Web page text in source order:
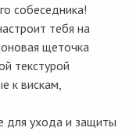
собеседника!
тебя на
щеточка
текстурой
к вискам,
для ухода и защиты